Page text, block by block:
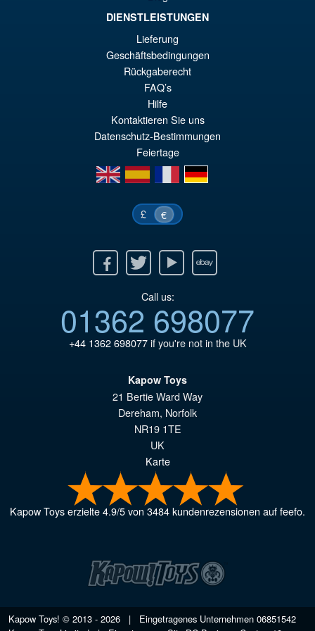
VORBESTELLUNGEN
DIENSTLEISTUNGEN
Lieferung
Geschäftsbedingungen
Rückgaberecht
FAQ’s
Hilfe
Kontaktieren Sie uns
Datenschutz-Bestimmungen
Feiertage
en
es fr de
£ €
Twitter Youtube Ebay
Call us:
01362 698077
+44 1362 698077if you're not in the UK
Kapow Toys
21 Bertie Ward Way
Dereham, Norfolk
NR19 1TE
UK
Karte
Kapow Toyserzielte4.9/5von 3484kundenrezensionen auf feefo.
Kapow Toys! © 2013 - 2026 | Eingetragenes Unternehmen 06851542